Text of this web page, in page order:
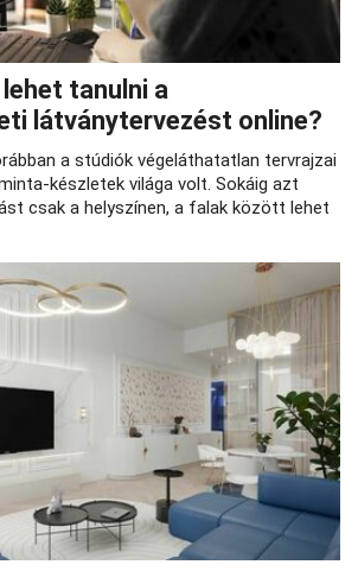
tanulni a
látványtervezést online?
a stúdiók végeláthatatlan tervrajzai
készletek világa volt. Sokáig azt
csak a helyszínen, a falak között lehet